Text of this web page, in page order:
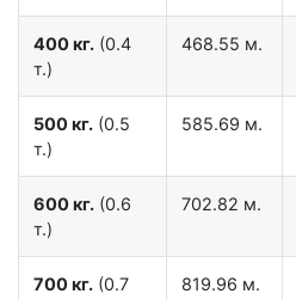
400 кг. (0.4
т.)
468.55 м.
500 кг. (0.5
т.)
585.69 м.
600 кг. (0.6
т.)
702.82 м.
700 кг. (0.7
819.96 м.